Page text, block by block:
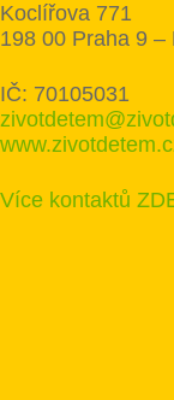
Koclířova 771
198 00 Praha 9 –
IČ: 70105031
Více kontaktů